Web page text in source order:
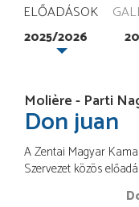
ELŐADÁSOK
2025/2026
Molière - Parti
Don juan
A Zentai Magyar
Szervezet közös